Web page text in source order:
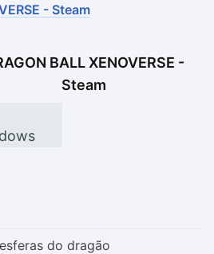
Ver mais
Ver mais
- Steam
BALL XENOVERSE -
Steam
do dragão